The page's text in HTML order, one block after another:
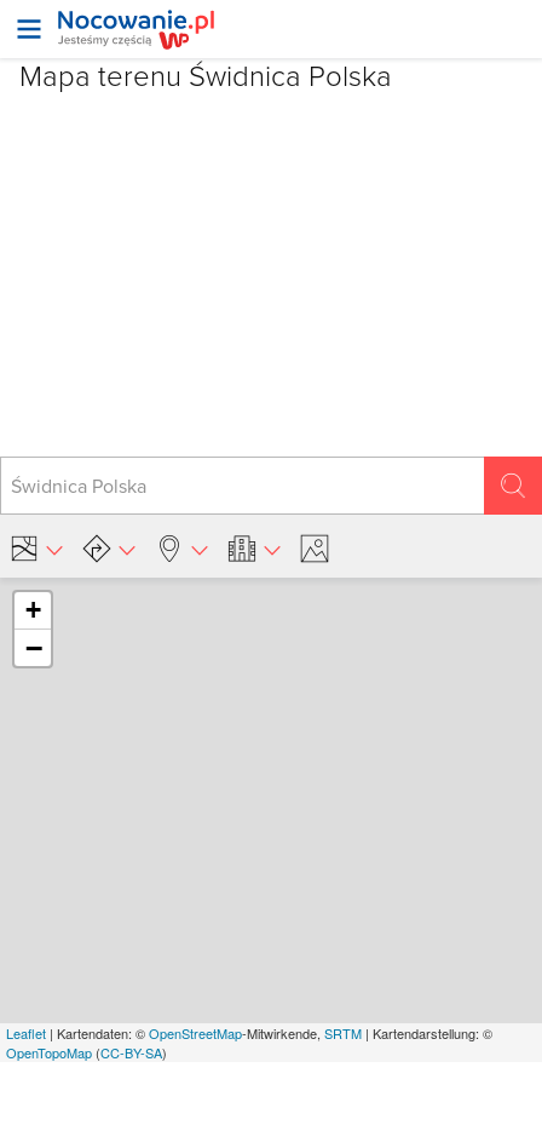
Mapa terenu Świdnica Polska
+
−
Leaflet | Kartendaten: ©OpenStreetMap-Mitwirkende, SRTM | Kartendarstellung: ©
OpenTopoMap (CC-BY-SA)